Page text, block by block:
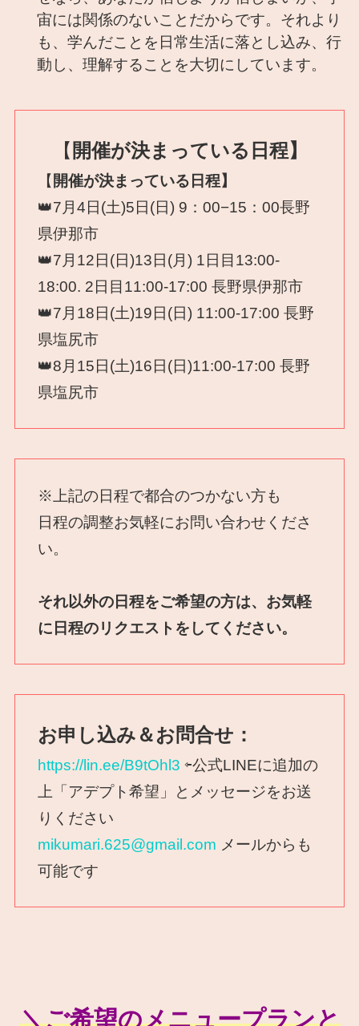
宙には関係のないことだからです。それより
も、学んだことを日常生活に落とし込み、行
動し、理解することを大切にしています。
【 開催が決まっている日程】
【 開催が決まっている日程】
👑7月4日(土)5日(日) 9：00−15：00長野
県伊那市
👑7月12日(日)13日(月) 1日目13:00-
18:00. 2日目11:00-17:00 長野県伊那市
👑7月18日(土)19日(日) 11:00-17:00 長野
県塩尻市
👑8月15日(土)16日(日)11:00-17:00 長野
県塩尻市
※上記の日程で都合のつかない方も
日程の調整お気軽にお問い合わせくださ
い。
それ以外の日程をご希望の方は、お気軽
に日程のリクエストをしてください。
お申し込み＆お問合せ：
https://lin.ee/B9tOhl3 ⇦公式LINEに追加の
上「アデプト希望」とメッセージをお送
りください
mikumari.625@gmail.com メールからも
可能です
＼ご希望のメニュープランと